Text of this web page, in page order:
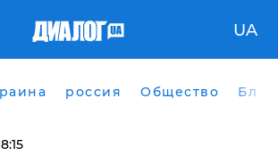
UA
россия Общество